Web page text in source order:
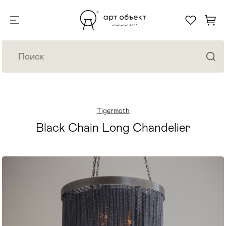
Tigermoth
Black Chain Long Chandelier